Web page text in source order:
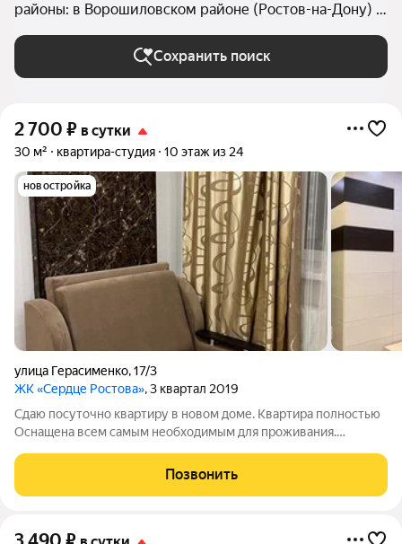
районы: в Ворошиловском районе (Ростов-на-Дону) в
Ростове-на-Дону
Сохранить поиск
2 700 ₽ в сутки
30 м² квартира-студия 10 этаж из 24
новостройка
улица Герасименко,17/3
ЖК «Сердце Ростова», 3 квартал 2019
Сдаю посуточно квартиру в новом доме. Квартира полностью
Оснащена всем самым необходимым для проживания.
Ориентировочно находится с торговым центром горизонт.
Позвонить